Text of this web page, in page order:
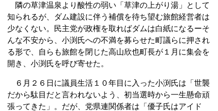
隣の草津温泉より酸性の弱い「草津の上がり湯」として
知られるが、ダム建設に伴う補償を待ち望む旅館経営者は
少なくない。民主党が政権を取ればダムは白紙になるーそ
んな不安から、小渕氏への不満を募らせた町議らに押され
る形で、自らも旅館を閉じた高山欣也町長が１月に集会を
開き、小渕氏を呼び寄せた。
６月２６日に議員生活１０年目に入った小渕氏は「世襲
だから駄目だと言われないよう、初当選時から一生懸命頑
張ってきた」。だが、党県連関係者は「優子氏はアイド